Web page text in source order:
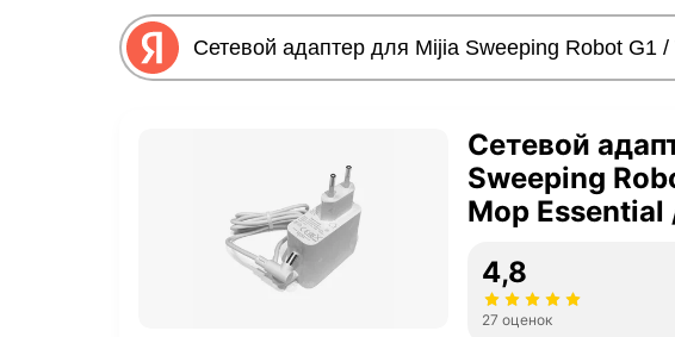
Сетевой
Sweeping
Mop Essential
4,8
27 оценок